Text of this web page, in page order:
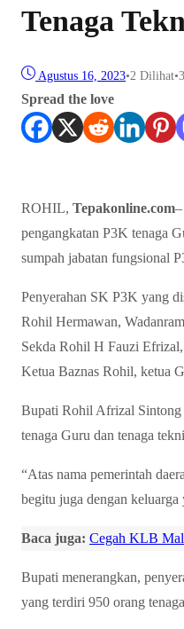
Tenaga
Agustus 16, 2023•2 Dilihat•
Spread the love
ROHIL, Tepakonline.com
pengangkatan P3K tenaga
sumpah jabatan fungsional
Penyerahan SK P3K yang
Rohil Hermawan,
Sekda Rohil H Fauzi
Ketua Baznas Rohil, ketua
Bupati Rohil Afrizal Sintong
tenaga Guru dan tenaga
“Atas nama pemerintah
begitu juga dengan
Baca juga: Cegah KLB
Bupati menerangkan,
yang terdiri 950 orang